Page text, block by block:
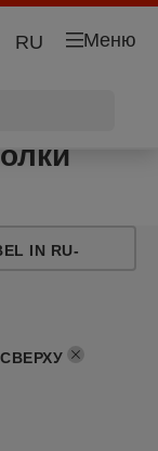
Меню
RU
IN RU-
СВЕРХУ